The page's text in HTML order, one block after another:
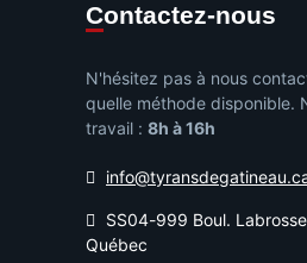
Contactez-nous
N'hésitez pas à nous
quelle méthode disponible.
travail : 8h à 16h
SS04-999 Boul.
Québec